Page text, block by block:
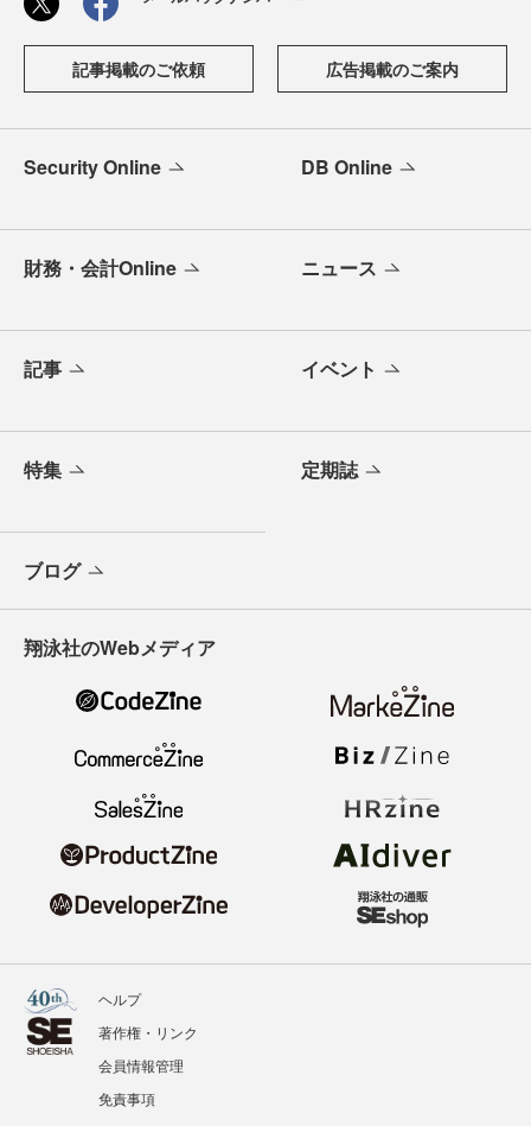
記事掲載のご依頼 広告掲載のご案内
Security Online DB Online
財務・会計Online ニュース
記事 イベント
特集 定期誌
ブログ
翔泳社のWebメディア
ヘルプ
著作権・リンク
会員情報管理
免責事項